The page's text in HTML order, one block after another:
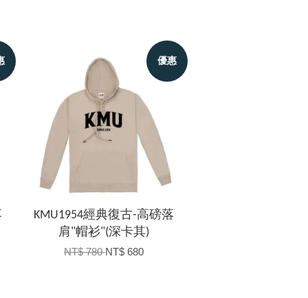
優惠
KMU1954經典復古-高磅落
肩"帽衫"(深卡其)
NT$ 780NT$ 680